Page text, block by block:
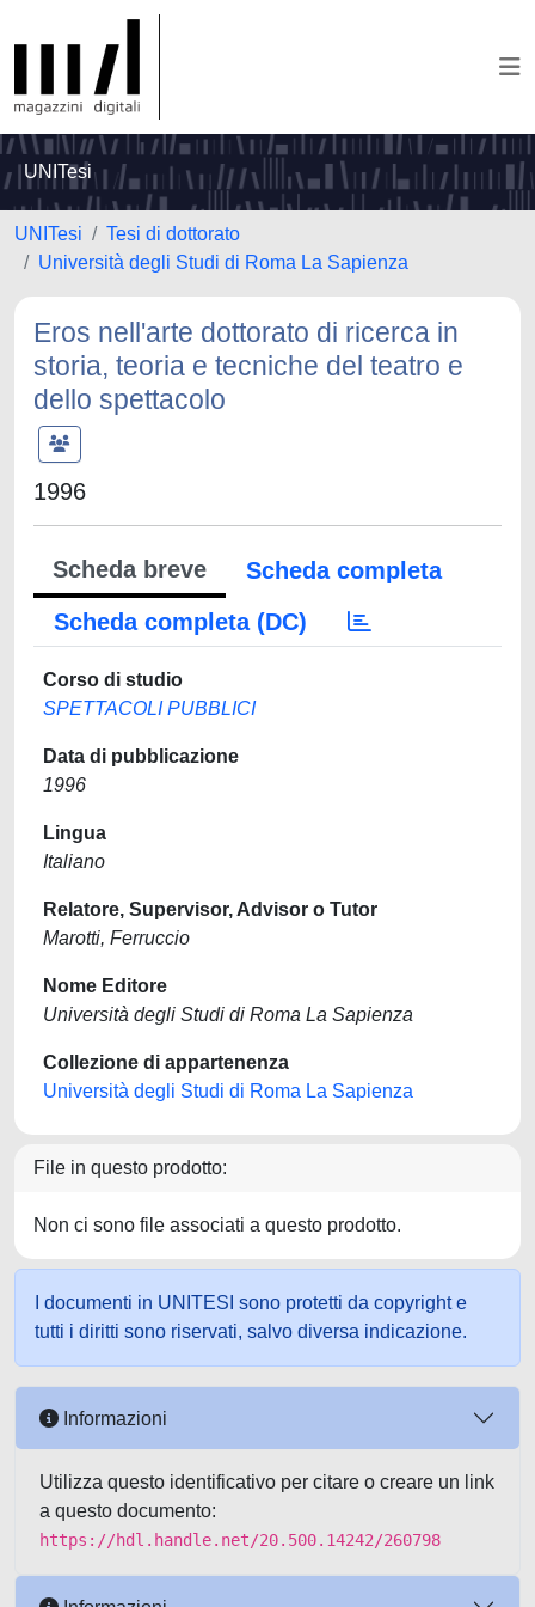
UNITesi
UNITesi
Tesi di dottorato
Università degli Studi di Roma La Sapienza
Eros nell'arte dottorato di ricerca in
storia, teoria e tecniche del teatro e
dello spettacolo
1996
Scheda breve
Scheda completa
Scheda completa (DC)
Corso di studio
SPETTACOLI PUBBLICI
Data di pubblicazione
1996
Lingua
Italiano
Relatore, Supervisor, Advisor o Tutor
Marotti, Ferruccio
Nome Editore
Università degli Studi di Roma La Sapienza
Collezione di appartenenza
Università degli Studi di Roma La Sapienza
File in questo prodotto:
Non ci sono file associati a questo prodotto.
I documenti in UNITESI sono protetti da copyright e
tutti i diritti sono riservati, salvo diversa indicazione.
Informazioni
Utilizza questo identificativo per citare o creare un link
a questo documento:
https://hdl.handle.net/20.500.14242/260798